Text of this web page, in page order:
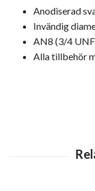
Anodiserad
Invändig
AN8 (3/4
Alla tillbehör